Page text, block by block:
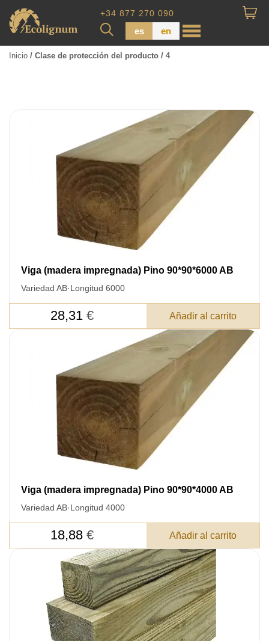
+34 877 270 090
es en
Tablo calibrada
Inicio / Clase de protección del producto / 4
Viga (madera impregnada) Pino 90*90*6000 AB
Variedad AB·Longitud 6000
28,31 € Añadir al carrito
Viga (madera impregnada) Pino 90*90*4000 AB
Variedad AB·Longitud 4000
18,88 € Añadir al carrito